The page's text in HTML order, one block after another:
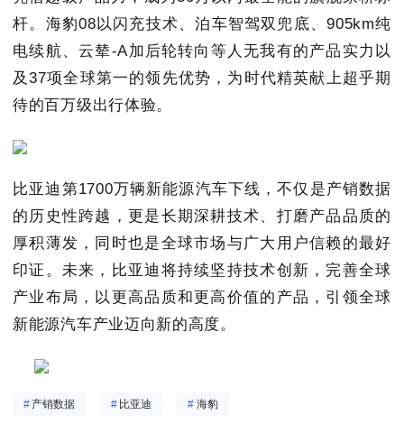
杆。海豹08以闪充技术、泊车智驾双兜底、905km纯
电续航、云辇-A加后轮转向等人无我有的产品实力以
及37项全球第一的领先优势，为时代精英献上超乎期
待的百万级出行体验。
比亚迪第1700万辆新能源汽车下线，不仅是产销数据
的历史性跨越，更是长期深耕技术、打磨产品品质的
厚积薄发，同时也是全球市场与广大用户信赖的最好
印证。未来，比亚迪将持续坚持技术创新，完善全球
产业布局，以更高品质和更高价值的产品，引领全球
新能源汽车产业迈向新的高度。
# 产销数据 # 比亚迪 # 海豹